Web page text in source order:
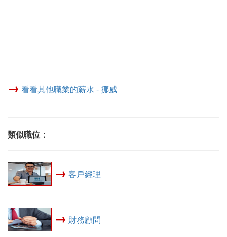
→ 看看其他職業的薪水 - 挪威
類似職位：
→ 客戶經理
→ 財務顧問